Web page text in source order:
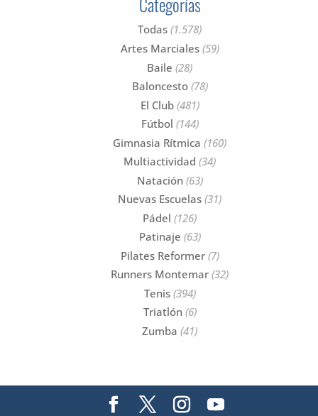
Todas (1.578)
Artes Marciales(59)
Baile (28)
Baloncesto(78)
El Club(481)
Fútbol (144)
Gimnasia Rítmica (160)
Multiactividad (34)
Natación(63)
Nuevas Escuelas (31)
Pádel (126)
Patinaje (63)
Pilates Reformer(7)
Runners Montemar (32)
Tenis(394)
Triatlón(6)
Zumba (41)